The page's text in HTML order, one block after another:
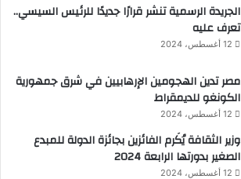
الجريدة الرسمية تنشر قرارًا جديدًا للرئيس السيسي..
تعرف عليه
12 أغسطس، 2024
مصر تدين الهجومين الإرهابيين في شرق جمهورية
الكونغو للديمقراط
12 أغسطس، 2024
وزير الثقافة يُكَرم الفائزين بجائزة الدولة للمبدع
الصغير بدورتها الرابعة 2024
12 أغسطس، 2024